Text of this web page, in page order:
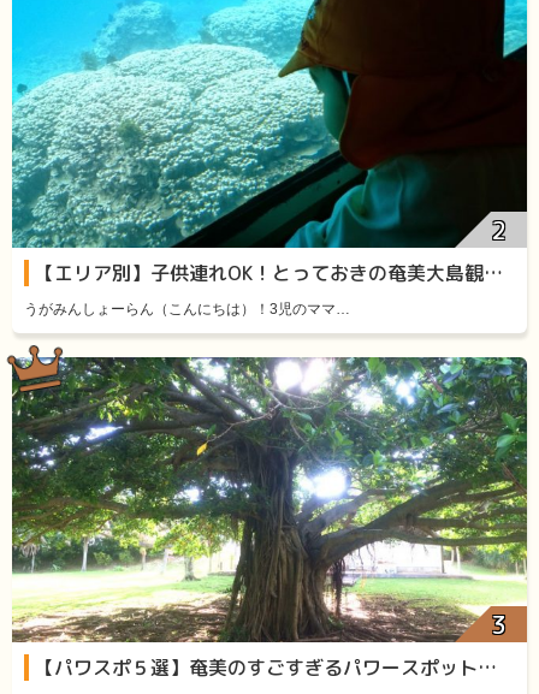
【エリア別】子供連れOK！とっておきの奄美大島観光スポット11選
うがみんしょーらん（こんにちは）！3児のママ…
【パワスポ５選】奄美のすごすぎるパワースポット厳選５